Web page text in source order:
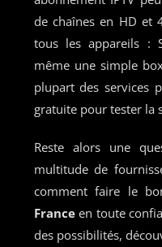
de chaînes en HD et
tous les appareils :
même une simple
plupart des services
gratuite pour tester la
Reste alors une
multitude de
comment faire le
Franceen toute
des possibilités,